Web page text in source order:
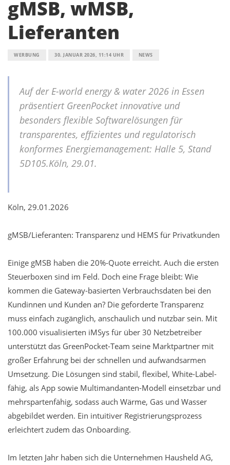
gMSB, wMSB,
Lieferanten
WERBUNG 30. JANUAR 2026, 11:14 UHR NEWS
Auf der E-world energy & water 2026 in Essen
präsentiert GreenPocket innovative und
besonders flexible Softwarelösungen für
transparentes, effizientes und regulatorisch
konformes Energiemanagement: Halle 5, Stand
5D105.Köln, 29.01.
Köln, 29.01.2026
gMSB/Lieferanten: Transparenz und HEMS für Privatkunden
Einige gMSB haben die 20%-Quote erreicht. Auch die ersten
Steuerboxen sind im Feld. Doch eine Frage bleibt: Wie
kommen die Gateway-basierten Verbrauchsdaten bei den
Kundinnen und Kunden an? Die geforderte Transparenz
muss einfach zugänglich, anschaulich und nutzbar sein. Mit
100.000 visualisierten iMSys für über 30 Netzbetreiber
unterstützt das GreenPocket-Team seine Marktpartner mit
großer Erfahrung bei der schnellen und aufwandsarmen
Umsetzung. Die Lösungen sind stabil, flexibel, White-Label-
fähig, als App sowie Multimandanten-Modell einsetzbar und
mehrspartenfähig, sodass auch Wärme, Gas und Wasser
abgebildet werden. Ein intuitiver Registrierungsprozess
erleichtert zudem das Onboarding.
Im letzten Jahr haben sich die Unternehmen Hausheld AG,